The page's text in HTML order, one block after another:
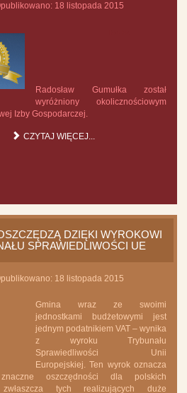
18 listopada 2015
Radosław Gumułka został
wyróżniony okolicznościowym
Izby Gospodarczej.
CZYTAJ WIĘCEJ...
DZIĘKI WYROKOWI
SPRAWIEDLIWOŚCI UE
18 listopada 2015
Gmina wraz ze swoimi
jednostkami budżetowymi jest
jednym podatnikiem VAT – wynika
z wyroku Trybunału
Sprawiedliwości Unii
Europejskiej. Ten wyrok oznacza
oszczędności dla polskich
zwłaszcza tych realizujących duże